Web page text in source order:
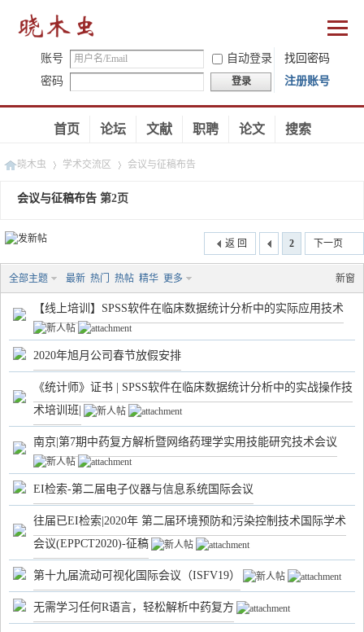
账号 自动登录
找回密码
密码
登录 注册账号
首页 论坛 文献 职聘 论文 搜索
晓木虫
›
学术交流区 会议与征稿布告
会议与征稿布告 第2页
2 下一页
返 回
新窗
全部主题 最新 热门 热帖 精华 更多
【线上培训】SPSS软件在临床数据统计分析中的实际应用技术
2020年旭月公司春节放假安排
《统计师》证书 | SPSS软件在临床数据统计分析中的实战操作技
术培训班|
南京|第7期中药复方解析暨网络药理学实用技能研究技术会议
EI检索-第二届电子仪器与信息系统国际会议
往届已EI检索|2020年 第二届环境预防和污染控制技术国际学术
会议(EPPCT2020)-征稿
第十九届流动可视化国际会议（ISFV19）
无需学习任何R语言，轻松解析中药复方